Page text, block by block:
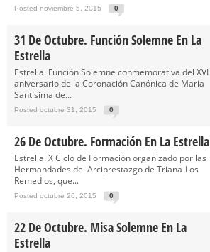
Posted noviembre 5, 2015 0
31 De Octubre. Función Solemne En La
Estrella
Estrella. Función Solemne conmemorativa del XVI
aniversario de la Coronación Canónica de Maria
Santísima de...
Posted octubre 31, 2015 0
26 De Octubre. Formación En La Estrella
Estrella. X Ciclo de Formación organizado por las
Hermandades del Arciprestazgo de Triana-Los
Remedios, que...
Posted octubre 26, 2015 0
22 De Octubre. Misa Solemne En La
Estrella